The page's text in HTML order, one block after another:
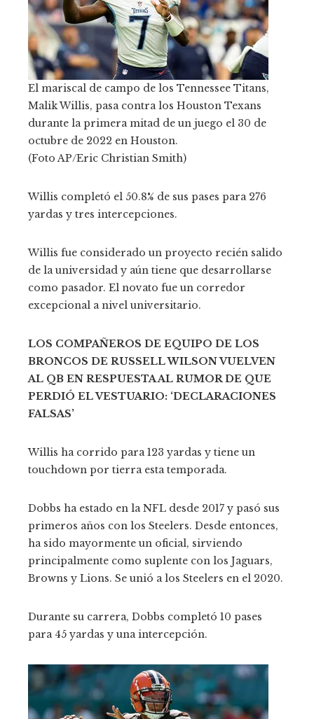
El mariscal de campo de los Tennessee Titans,
Malik Willis, pasa contra los Houston Texans
durante la primera mitad de un juego el 30 de
octubre de 2022 en Houston.
(Foto AP/Eric Christian Smith)
Willis completó el 50.8% de sus pases para 276
yardas y tres intercepciones.
Willis fue considerado un proyecto recién salido
de la universidad y aún tiene que desarrollarse
como pasador. El novato fue un corredor
excepcional a nivel universitario.
LOS COMPAÑEROS DE EQUIPO DE LOS
BRONCOS DE RUSSELL WILSON VUELVEN
AL QB EN RESPUESTA AL RUMOR DE QUE
PERDIÓ EL VESTUARIO: ‘DECLARACIONES
FALSAS’
Willis ha corrido para 123 yardas y tiene un
touchdown por tierra esta temporada.
Dobbs ha estado en la NFL desde 2017 y pasó sus
primeros años con los Steelers. Desde entonces,
ha sido mayormente un oficial, sirviendo
principalmente como suplente con los Jaguars,
Browns y Lions. Se unió a los Steelers en el 2020.
Durante su carrera, Dobbs completó 10 pases
para 45 yardas y una intercepción.